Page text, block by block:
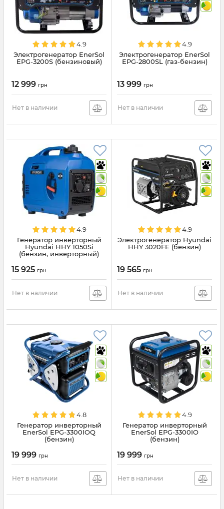
4.9
Электрогенератор EnerSol
EPG-3200S (бензиновый)
12 999 грн
Нет в наличии
4.9
Электрогенератор EnerSol
EPG-2800SL (газ-бензин)
13 999 грн
Нет в наличии
4.9
Генератор инверторный
Hyundai HHY 1050Si
(бензин, инверторный)
15 925 грн
Нет в наличии
4.9
Электрогенератор Hyundai
HHY 3020FE (бензин)
19 565 грн
Нет в наличии
4.8
Генератор инверторный
EnerSol EPG-3300IOQ
(бензин)
19 999 грн
Нет в наличии
4.9
Генератор инверторный
EnerSol EPG-3300IO
(бензин)
19 999 грн
Нет в наличии